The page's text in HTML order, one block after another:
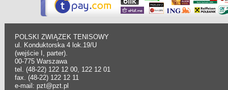
POLSKI ZWIĄZEK TENISOWY
ul. Konduktorska 4 lok.19/U
(wejście I, parter).
00-775 Warszawa
tel. (48-22) 122 12 00, 122 12 01
fax. (48-22) 122 12 11
e-mail: pzt@pzt.pl